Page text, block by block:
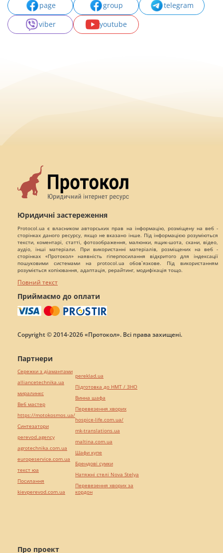
page group
telegram
viber
youtube
Юридичні застереження
Protocol.ua є власником авторських прав на інформацію, розміщену на веб -
сторінках даного ресурсу, якщо не вказано інше. Під інформацією розуміються
тексти, коментарі, статті, фотозображення, малюнки, ящик-шота, скани, відео,
аудіо, інші матеріали. При використанні матеріалів, розміщених на веб -
сторінках «Протокол» наявність гіперпосилання відкритого для індексації
пошуковими системами на protocol.ua обов`язкове. Під використанням
розуміється копіювання, адаптація, рерайтинг, модифікація тощо.
Повний текст
Приймаємо до оплати
Copyright © 2014-2026 «Протокол». Всі права захищені.
Про проект
Партнери
Сережки з діамантами
alliancetechnika.ua
миралинкс
Веб мастер
https://motokosmos.ua/
Синтезатори
perevod.agency
agrotechnika.com.ua
europeservice.com.ua
текст юа
Посилання
kievperevod.com.ua
pereklad.ua
Підготовка до НМТ / ЗНО
Винна шафа
Перевезення хворих
hospice-life.com.ua/
mk-translations.ua
maltina.com.ua
Шафи купе
Брендові сумки
Натяжні стелі Nova Stelya
Перевезення хворих за
кордон